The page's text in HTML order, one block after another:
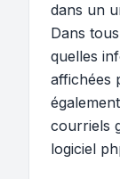
dans un
Dans
quelles
affichées
courriels
logiciel